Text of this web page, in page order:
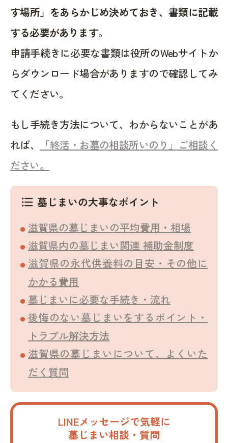
す場所」をあらかじめ決めておき、書類に記載
する必要があります。
申請手続きに必要な書類は役所のWebサイトか
らダウンロード場合がありますので確認してみ
てください。
もし手続き方法について、わからないことがあ
れば、
「終活・お墓の相談所いのり」ご相談く
ださい。
format_list_bulleted 墓じまいの大事なポイント
滋賀県の墓じまいの平均費用・相場
滋賀県内の墓じまい関連 補助金制度
滋賀県の永代供養料の目安・その他に
かかる費用
墓じまいに必要な手続き・流れ
後悔のない墓じまいをするポイント・
トラブル解決方法
滋賀県の墓じまいについて、よくいた
だく質問
LINEメッセージで気軽に
墓じまい相談・質問